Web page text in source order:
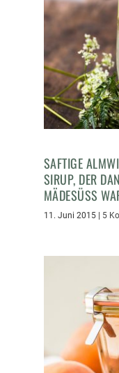
SAFTIGE
IRUP, DER
ÄDESÜSS
11. Juni 2015| 5